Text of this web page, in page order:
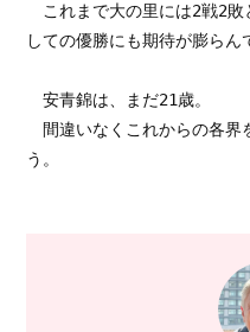
これまで大の里には2戦2敗
しての優勝にも期待が膨らん
安青錦は、まだ21歳。
間違いなくこれからの各界
う。